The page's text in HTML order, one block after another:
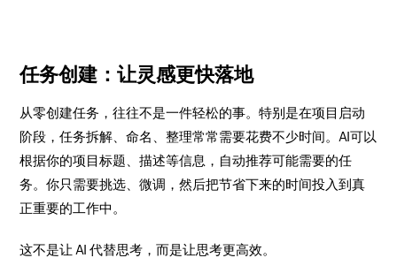
任务创建：让灵感更快落地
从零创建任务，往往不是一件轻松的事。特别是在项目启动
阶段，任务拆解、命名、整理常常需要花费不少时间。AI可以
根据你的项目标题、描述等信息，自动推荐可能需要的任
务。你只需要挑选、微调，然后把节省下来的时间投入到真
正重要的工作中。
这不是让 AI 代替思考，而是让思考更高效。